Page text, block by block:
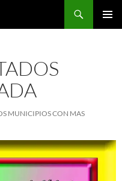
MUNICIPIOS CON MAS